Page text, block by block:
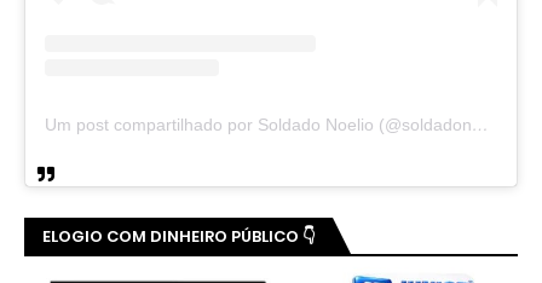
Um post compartilhado por Soldado Noelio (@soldadonoelio)
ELOGIO COM DINHEIRO PÚBLICO 👇